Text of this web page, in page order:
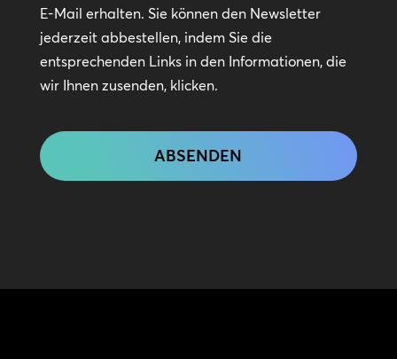
bleiben
E-Mail erhalten. Sie können den Newsletter
jederzeit abbestellen, indem Sie die
entsprechenden Links in den Informationen, die
wir Ihnen zusenden, klicken.